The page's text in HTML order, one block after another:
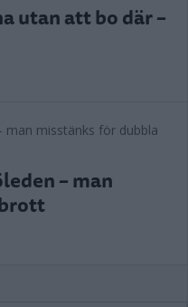
utan att bo där –
– man